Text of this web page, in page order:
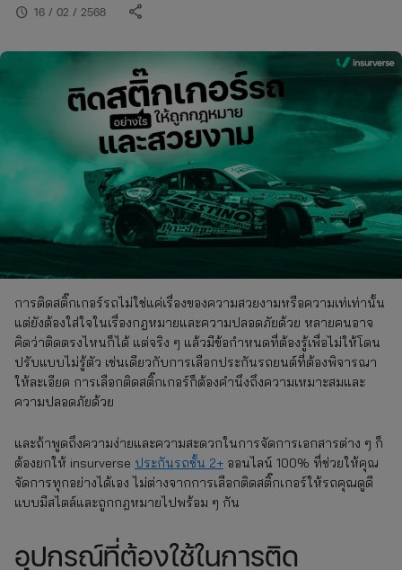
schedule 16 / 02 / 2568 share
การติดสติ๊กเกอร์รถไม่ใช่แค่เรื่องของความสวยงามหรือความเท่เท่านั้น
แต่ยังต้องใส่ใจในเรื่องกฎหมายและความปลอดภัยด้วย หลายคนอาจ
คิดว่าติดตรงไหนก็ได้ แต่จริง ๆ แล้วมีข้อกำหนดที่ต้องรู้เพื่อไม่ให้โดน
ปรับแบบไม่รู้ตัว เช่นเดียวกับการเลือกประกันรถยนต์ที่ต้องพิจารณา
ให้ละเอียด การเลือกติดสติ๊กเกอร์ก็ต้องคำนึงถึงความเหมาะสมและ
ความปลอดภัยด้วย
และถ้าพูดถึงความง่ายและความสะดวกในการจัดการเอกสารต่าง ๆ ก็
ต้องยกให้ insurverse ประกันรถชั้น 2+ ออนไลน์ 100% ที่ช่วยให้คุณ
จัดการทุกอย่างได้เอง ไม่ต่างจากการเลือกติดสติ๊กเกอร์ให้รถคุณดูดี
แบบมีสไตล์และถูกกฎหมายไปพร้อม ๆ กัน
อุปกรณ์ที่ต้องใช้ในการติด